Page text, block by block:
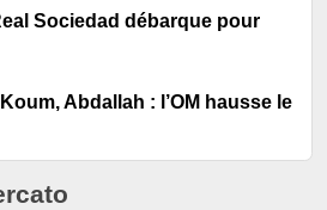
Sociedad débarque pour
Abdallah : l’OM hausse le